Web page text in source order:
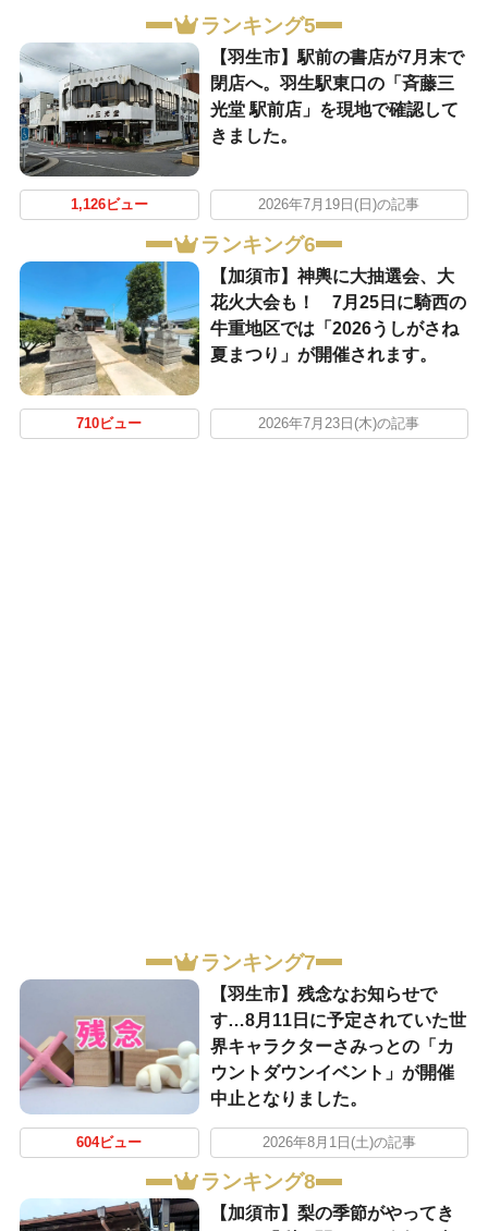
ランキング5
【羽生市】駅前の書店が7月末で
閉店へ。羽生駅東口の「斉藤三
光堂 駅前店」を現地で確認して
きました。
1,126ビュー 2026年7月19日(日)の記事
ランキング6
【加須市】神輿に大抽選会、大
花火大会も！ 7月25日に騎西の
牛重地区では「2026うしがさね
夏まつり」が開催されます。
710ビュー 2026年7月23日(木)の記事
ランキング7
【羽生市】残念なお知らせで
す…8月11日に予定されていた世
界キャラクターさみっとの「カ
ウントダウンイベント」が開催
中止となりました。
604ビュー 2026年8月1日(土)の記事
ランキング8
【加須市】梨の季節がやってき